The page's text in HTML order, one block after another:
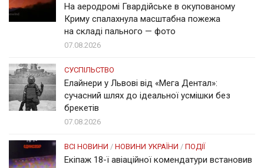
На аеродромі Гвардійське в окупованому
Криму спалахнула масштабна пожежа
на складі пального — фото
07.08.2026
СУСПІЛЬСТВО
Елайнери у Львові від «Мега Дентал»:
сучасний шлях до ідеальної усмішки без
брекетів
07.08.2026
ВСІ НОВИНИ / НОВИНИ УКРАЇНИ / ПОДІЇ
Екіпаж 18-ї авіаційної комендатури встановив